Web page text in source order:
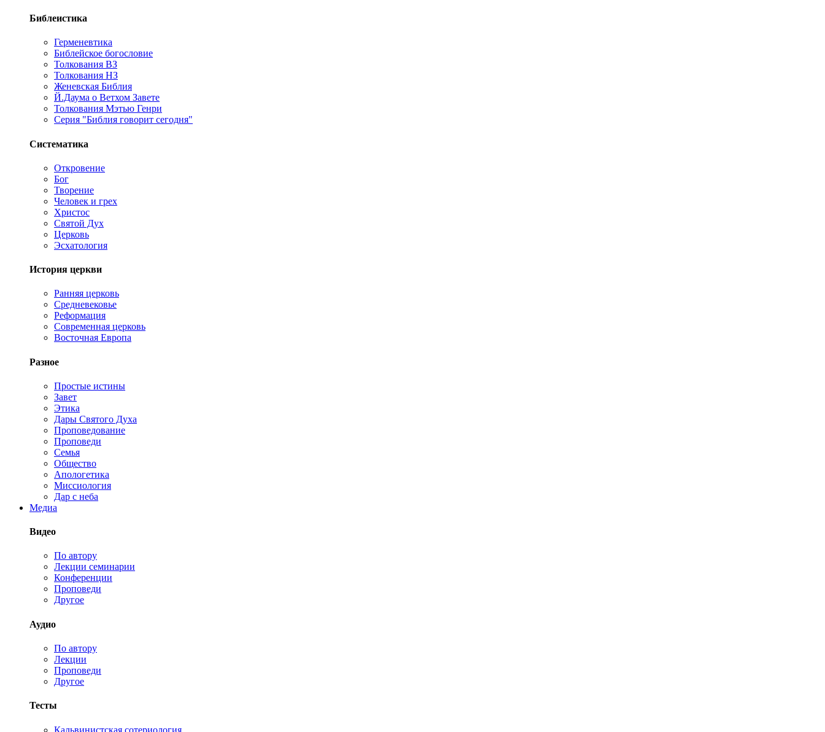
Библеистика
Герменевтика
Библейское богословие
Толкования ВЗ
Толкования НЗ
Женевская Библия
Й.Даума о Ветхом Завете
Толкования Мэтью Генри
Серия "Библия говорит сегодня"
Систематика
Откровение
Бог
Творение
Человек и грех
Христос
Святой Дух
Церковь
Эсхатология
История церкви
Ранняя церковь
Средневековье
Реформация
Современная церковь
Восточная Европа
Разное
Простые истины
Завет
Этика
Дары Святого Духа
Проповедование
Проповеди
Семья
Общество
Апологетика
Миссиология
Дар с неба
Медиа
Видео
По автору
Лекции семинарии
Конференции
Проповеди
Другое
Аудио
По автору
Лекции
Проповеди
Другое
Тесты
Кальвинистская сотериология